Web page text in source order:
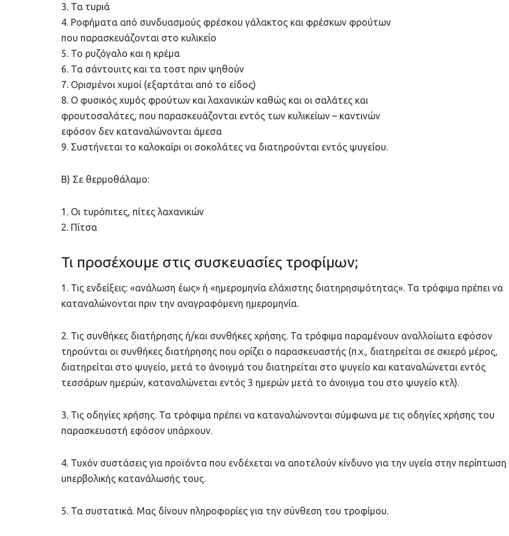
3. Τα τυριά
4. Ροφήματα από συνδυασμούς φρέσκου γάλακτος και φρέσκων φρούτων
που παρασκευάζονται στο κυλικείο
5. Το ρυζόγαλο και η κρέμα
6. Τα σάντουιτς και τα τοστ πριν ψηθούν
7. Ορισμένοι χυμοί (εξαρτάται από το είδος)
8. Ο φυσικός χυμός φρούτων και λαχανικών καθώς και οι σαλάτες και
φρουτοσαλάτες, που παρασκευάζονται εντός των κυλικείων – καντινών
εφόσον δεν καταναλώνονται άμεσα
9. Συστήνεται το καλοκαίρι οι σοκολάτες να διατηρούνται εντός ψυγείου.
Β) Σε θερμοθάλαμο:
1. Οι τυρόπιτες, πίτες λαχανικών
2. Πίτσα
Τι προσέχουμε στις συσκευασίες τροφίμων;
1. Τις ενδείξεις: «ανάλωση έως» ή «ημερομηνία ελάχιστης διατηρησιμότητας». Τα τρόφιμα πρέπει να
καταναλώνονται πριν την αναγραφόμενη ημερομηνία.
2. Τις συνθήκες διατήρησης ή/και συνθήκες χρήσης. Τα τρόφιμα παραμένουν αναλλοίωτα εφόσον
τηρούνται οι συνθήκες διατήρησης που ορίζει ο παρασκευαστής (π.χ., διατηρείται σε σκιερό μέρος,
διατηρείται στο ψυγείο, μετά το άνοιγμά του διατηρείται στο ψυγείο και καταναλώνεται εντός
τεσσάρων ημερών, καταναλώνεται εντός 3 ημερών μετά το άνοιγμα του στο ψυγείο κτλ).
3. Τις οδηγίες χρήσης. Τα τρόφιμα πρέπει να καταναλώνονται σύμφωνα με τις οδηγίες χρήσης του
παρασκευαστή εφόσον υπάρχουν.
4. Τυχόν συστάσεις για προϊόντα που ενδέχεται να αποτελούν κίνδυνο για την υγεία στην περίπτωση
υπερβολικής κατανάλωσής τους.
5. Τα συστατικά. Μας δίνουν πληροφορίες για την σύνθεση του τροφίμου.